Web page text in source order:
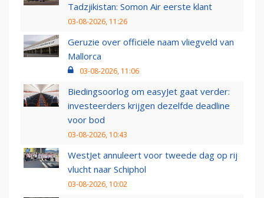
Tadzjikistan: Somon Air eerste klant
03-08-2026, 11:26
Geruzie over officiële naam vliegveld van
Mallorca
03-08-2026, 11:06
Biedingsoorlog om easyJet gaat verder:
investeerders krijgen dezelfde deadline
voor bod
03-08-2026, 10:43
WestJet annuleert voor tweede dag op rij
vlucht naar Schiphol
03-08-2026, 10:02